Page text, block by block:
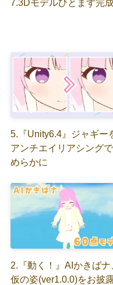
7.3Dモデルひとまず完
5.『Unity6.4』ジャギー
アンチエイリアシング
めらかに
2.『動く！』AIかきばナ
仮の姿(ver1.0.0)をお披